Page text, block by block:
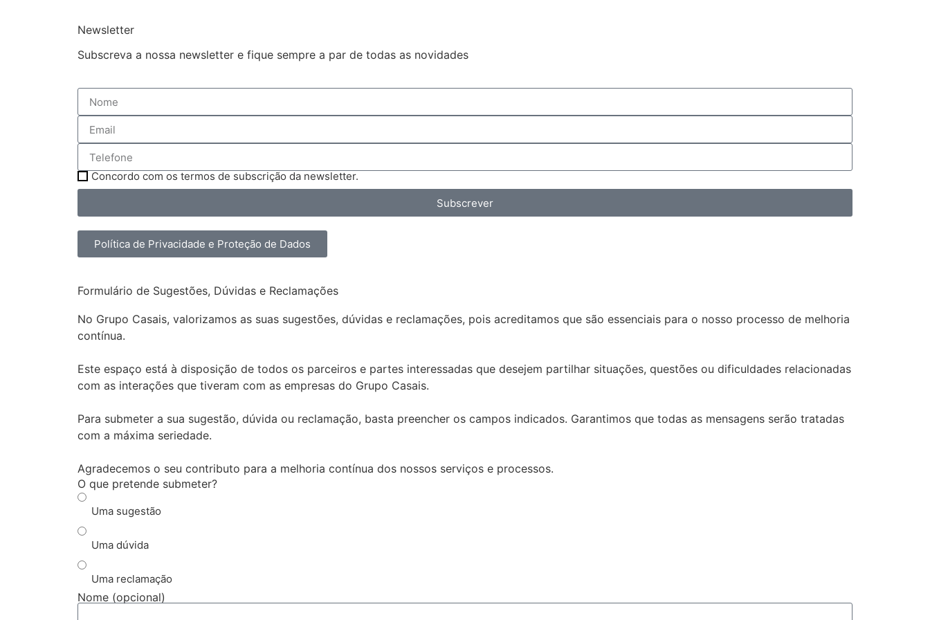
Newsletter
Subscreva a nossa newsletter e fique sempre a par de todas as novidades
Concordo com os termos de subscrição da newsletter.
Subscrever
Política de Privacidade e Proteção de Dados
Formulário de Sugestões, Dúvidas e Reclamações
No Grupo Casais, valorizamos as suas sugestões, dúvidas e reclamações, pois acreditamos que são essenciais para o nosso processo de melhoria
contínua.
Este espaço está à disposição de todos os parceiros e partes interessadas que desejem partilhar situações, questões ou dificuldades relacionadas
com as interações que tiveram com as empresas do Grupo Casais.
Para submeter a sua sugestão, dúvida ou reclamação, basta preencher os campos indicados. Garantimos que todas as mensagens serão tratadas
com a máxima seriedade.
Agradecemos o seu contributo para a melhoria contínua dos nossos serviços e processos.
O que pretende submeter?
Uma sugestão
Uma dúvida
Uma reclamação
Nome (opcional)